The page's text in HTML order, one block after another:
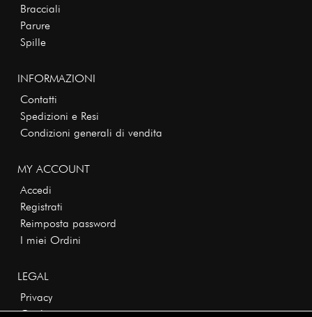
Bracciali
Parure
Spille
INFORMAZIONI
Contatti
Spedizioni e Resi
Condizioni generali di vendita
MY ACCOUNT
Accedi
Registrati
Reimposta password
I miei Ordini
LEGAL
Privacy
Cookie